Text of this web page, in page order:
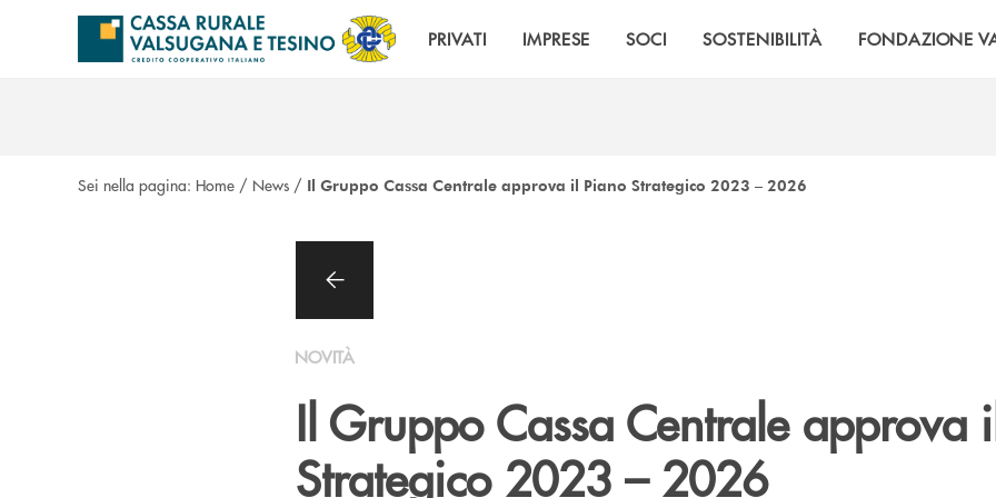
Salta al contenuto principale
PRIVATI IMPRESE SOCI SOSTENIBILITÀ FONDAZIONE
Sei nella pagina: Home / News / Il Gruppo Cassa Centrale approva il Piano Strategico 2023 – 2026
NOVITÀ
Il Gruppo Cassa Centrale approva
Strategico 2023 – 2026